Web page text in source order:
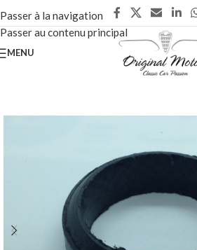
Passer à la navigation
Passer au contenu principal
MENU